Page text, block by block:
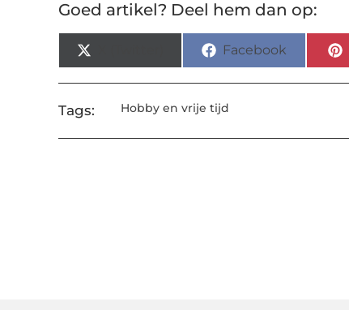
Goed artikel? Deel hem dan op:
Facebook
Tags: Hobby en vrije tijd